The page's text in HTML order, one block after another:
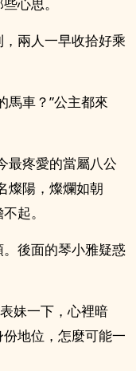
兩人一早收拾好乘
馬車？”公主都來
最疼愛的當屬八公
燦陽，燦爛如朝
起。
後面的琴小雅疑惑
妹一下，心裡暗
地位，怎麼可能一